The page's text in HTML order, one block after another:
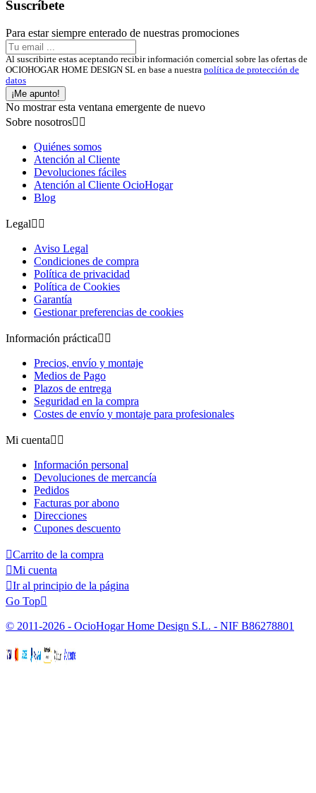
Suscríbete
Para estar siempre enterado de nuestras promociones
Al suscribirte estas aceptando recibir información comercial sobre las ofertas de
OCIOHOGAR HOME DESIGN SL en base a nuestra política de protección de
datos
¡Me apunto!
No mostrar esta ventana emergente de nuevo
Sobre nosotros 
Quiénes somos
Atención al Cliente
Devoluciones fáciles
Atención al Cliente OcioHogar
Blog
Legal 
Aviso Legal
Condiciones de compra
Política de privacidad
Política de Cookies
Garantía
Gestionar preferencias de cookies
Información práctica 
Precios, envío y montaje
Medios de Pago
Plazos de entrega
Seguridad en la compra
Costes de envío y montaje para profesionales
Mi cuenta 
Información personal
Devoluciones de mercancía
Pedidos
Facturas por abono
Direcciones
Cupones descuento
Carrito de la compra
Mi cuenta
Ir al principio de la página
Go Top
© 2011-2026 - OcioHogar Home Design S.L. - NIF B86278801